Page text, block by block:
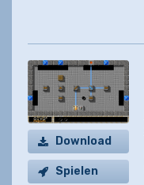
Download
Spielen